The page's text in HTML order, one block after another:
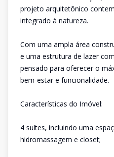
projeto arquitetônico
integrado à natureza.
Com uma ampla área
e uma estrutura de lazer
pensado para oferecer o
bem-estar e funcionalidade.
Características do Imóvel:
4 suítes, incluindo uma
hidromassagem e closet;